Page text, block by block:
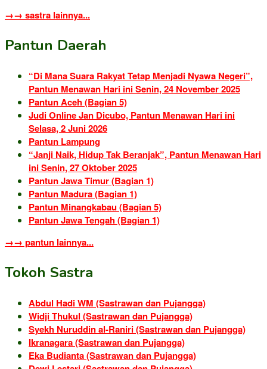
→→ sastra lainnya...
Pantun Daerah
“Di Mana Suara Rakyat Tetap Menjadi Nyawa Negeri”,
Pantun Menawan Hari ini Senin, 24 November 2025
Pantun Aceh (Bagian 5)
Judi Online Jan Dicubo, Pantun Menawan Hari ini
Selasa, 2 Juni 2026
Pantun Lampung
“Janji Naik, Hidup Tak Beranjak”, Pantun Menawan Hari
ini Senin, 27 Oktober 2025
Pantun Jawa Timur (Bagian 1)
Pantun Madura (Bagian 1)
Pantun Minangkabau (Bagian 5)
Pantun Jawa Tengah (Bagian 1)
→→ pantun lainnya...
Tokoh Sastra
Abdul Hadi WM (Sastrawan dan Pujangga)
Widji Thukul (Sastrawan dan Pujangga)
Syekh Nuruddin al-Raniri (Sastrawan dan Pujangga)
Ikranagara (Sastrawan dan Pujangga)
Eka Budianta (Sastrawan dan Pujangga)